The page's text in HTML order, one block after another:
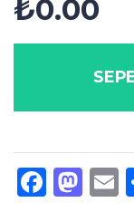
₺0.00